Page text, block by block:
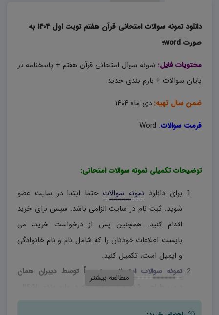
دانلود نمونه سوالات امتحانی قرآن هفتم نوبت اول ۱۴۰۴ به
صورت word؛
محتویات فایل: نمونه سوال امتحانی قرآن هفتم + پاسخنامه در
پایان سوالات + بارم بندی جدید
ضمن سال تهیه: دی ماه ۱۴۰۴
فرمت سوالات:
توضیحات تکمیلی نمونه سوالات امتحانی:
برای دانلود نمونه سوالات حتما ابتدا در سایت عضو
شوید. ثبت نام در سایت الزامی باشد. سپس برای خرید
اقدام کنید. همچنین پس از درخواست خرید، می
بایست اطلاعات خودتان را که شامل نام و نام خانوادگی
و ایمیل است، تکمیل کنید.
نمونه سوالات امتحانی
، منحصراً توسط دیبران همان
مطالعه بیشتر